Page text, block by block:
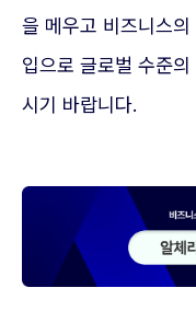
을 메우고 비즈니스
입으로 글로벌 수준
시기 바랍니다.